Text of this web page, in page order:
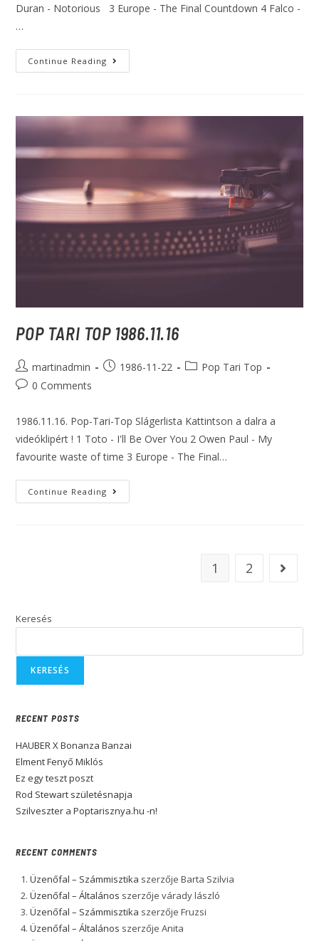
Duran - Notorious 3 Europe - The Final Countdown 4 Falco -
…
Continue Reading
POP TARI TOP 1986.11.16
martinadmin 1986-11-22
Pop Tari Top
0 Comments
1986.11.16. Pop-Tari-Top Slágerlista Kattintson a dalra a
videóklipért ! 1 Toto - I'll Be Over You 2 Owen Paul - My
favourite waste of time 3 Europe - The Final…
Continue Reading
1 2
Keresés
KERESÉS
RECENT POSTS
HAUBER X Bonanza Banzai
Elment Fenyő Miklós
Ez egy teszt poszt
Rod Stewart születésnapja
Szilveszter a Poptarisznya.hu -n!
RECENT COMMENTS
Üzenőfal – Számmisztika szerzőjeBarta Szilvia
Üzenőfal – Általános szerzőjevárady lászló
Üzenőfal – Számmisztika szerzőjeFruzsi
Üzenőfal – Általános szerzőjeAnita